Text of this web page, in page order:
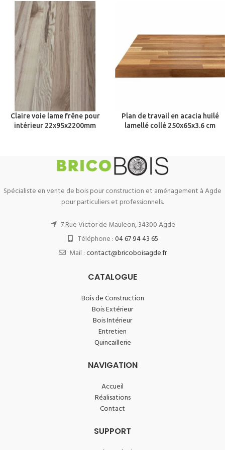
Claire voie lame frêne pour
intérieur 22x95x2200mm
Plan de travail en acacia huilé
lamellé collé 250x65x3.6 cm
Spécialiste en vente de bois pour construction et aménagement à Agde
pour particuliers et professionnels.
7 Rue Victor de Mauleon, 34300 Agde
Téléphone :04 67 94 43 65
Mail :contact@bricoboisagde.fr
CATALOGUE
Bois de Construction
Bois Extérieur
Bois Intérieur
Entretien
Quincaillerie
NAVIGATION
Accueil
Réalisations
Contact
SUPPORT